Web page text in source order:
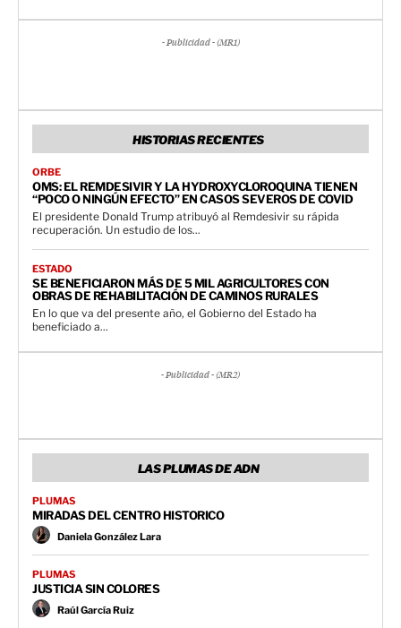
- Publicidad - (MR1)
HISTORIAS RECIENTES
ORBE
OMS: EL REMDESIVIR Y LA HYDROXYCLOROQUINA TIENEN
“POCO O NINGÚN EFECTO” EN CASOS SEVEROS DE COVID
El presidente Donald Trump atribuyó al Remdesivir su rápida
recuperación. Un estudio de los...
ESTADO
SE BENEFICIARON MÁS DE 5 MIL AGRICULTORES CON
OBRAS DE REHABILITACIÓN DE CAMINOS RURALES
En lo que va del presente año, el Gobierno del Estado ha
beneficiado a...
- Publicidad - (MR2)
LAS PLUMAS DE ADN
PLUMAS
MIRADAS DEL CENTRO HISTORICO
Daniela González Lara
PLUMAS
JUSTICIA SIN COLORES
Raúl García Ruiz